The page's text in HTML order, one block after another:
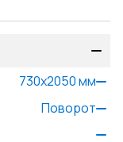
730x2050мм
Поворот